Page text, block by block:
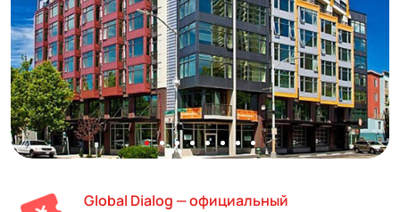
Global Dialog — официальный